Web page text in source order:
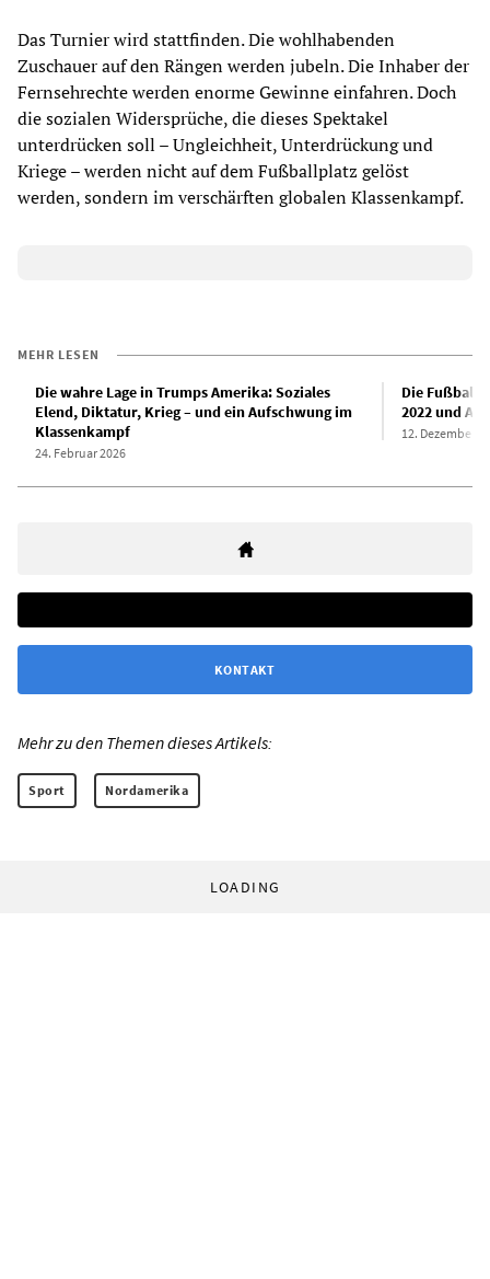
Das Turnier wird stattfinden. Die wohlhabenden
Zuschauer auf den Rängen werden jubeln. Die Inhaber der
Fernsehrechte werden enorme Gewinne einfahren. Doch
die sozialen Widersprüche, die dieses Spektakel
unterdrücken soll – Ungleichheit, Unterdrückung und
Kriege – werden nicht auf dem Fußballplatz gelöst
werden, sondern im verschärften globalen Klassenkampf.
MEHR LESEN
Die wahre Lage in Trumps Amerika: Soziales
Elend, Diktatur, Krieg – und ein Aufschwung im
Klassenkampf
24. Februar 2026
Die Fußball-
2022 und
12. Dezember
KONTAKT
Mehr zu den Themen dieses Artikels:
Sport Nordamerika
LOADING